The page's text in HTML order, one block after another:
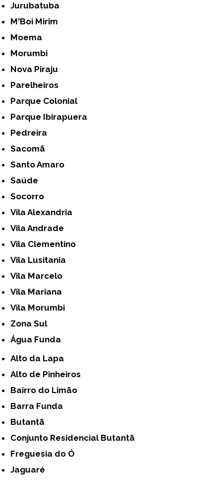
Jurubatuba
M'Boi Mirim
Moema
Morumbi
Nova Piraju
Parelheiros
Parque Colonial
Parque Ibirapuera
Pedreira
Sacomã
Santo Amaro
Saúde
Socorro
Vila Alexandria
Vila Andrade
Vila Clementino
Vila Lusitania
Vila Marcelo
Vila Mariana
Vila Morumbi
Zona Sul
Água Funda
Alto da Lapa
Alto de Pinheiros
Bairro do Limão
Barra Funda
Butantã
Conjunto Residencial Butantã
Freguesia do Ó
Jaguaré